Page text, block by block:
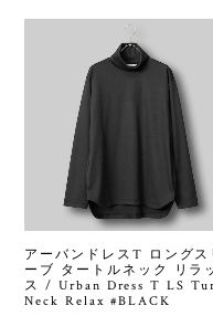
アーバンドレスT ロングス
ーブ タートルネック リラ
ス / Urban Dress T LS
Neck Relax #BLACK